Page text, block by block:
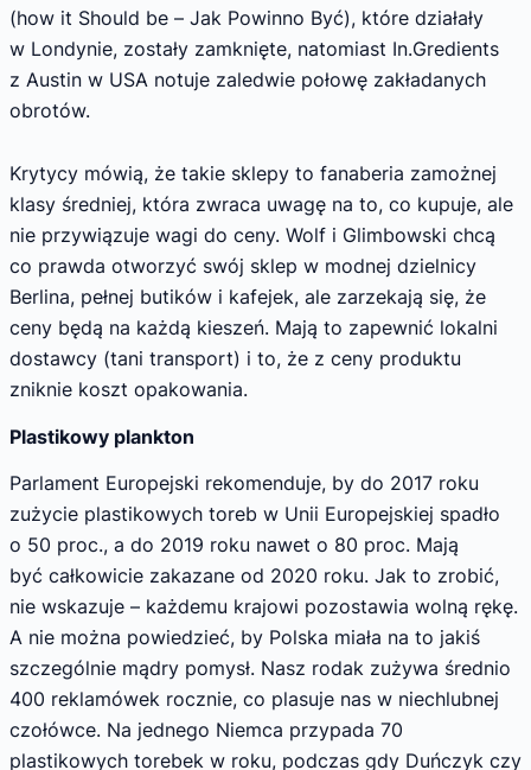
(how it Should be – Jak Powinno Być), które działały
w Londynie, zostały zamknięte, natomiast In.Gredients
z Austin w USA notuje zaledwie połowę zakładanych
obrotów.
Krytycy mówią, że takie sklepy to fanaberia zamożnej
klasy średniej, która zwraca uwagę na to, co kupuje, ale
nie przywiązuje wagi do ceny. Wolf i Glimbowski chcą
co prawda otworzyć swój sklep w modnej dzielnicy
Berlina, pełnej butików i kafejek, ale zarzekają się, że
ceny będą na każdą kieszeń. Mają to zapewnić lokalni
dostawcy (tani transport) i to, że z ceny produktu
zniknie koszt opakowania.
Plastikowy plankton
Parlament Europejski rekomenduje, by do 2017 roku
zużycie plastikowych toreb w Unii Europejskiej spadło
o 50 proc., a do 2019 roku nawet o 80 proc. Mają
być całkowicie zakazane od 2020 roku. Jak to zrobić,
nie wskazuje – każdemu krajowi pozostawia wolną rękę.
A nie można powiedzieć, by Polska miała na to jakiś
szczególnie mądry pomysł. Nasz rodak zużywa średnio
400 reklamówek rocznie, co plasuje nas w niechlubnej
czołówce. Na jednego Niemca przypada 70
plastikowych torebek w roku, podczas gdy Duńczyk czy